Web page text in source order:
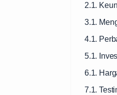
2.1.
3.1.
4.1.
5.1.
6.1.
7.1.